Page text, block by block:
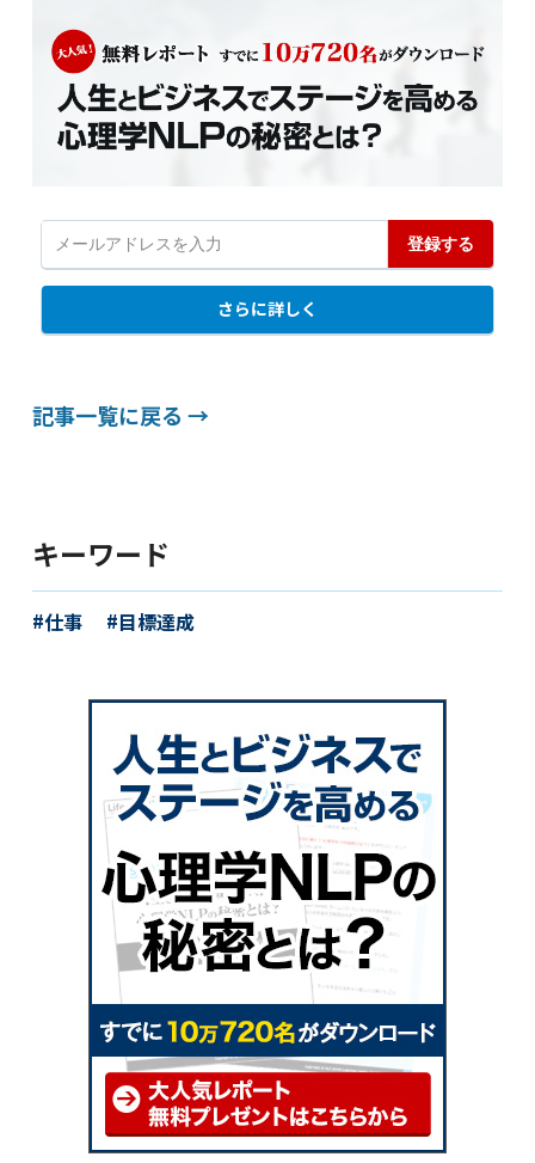
記事一覧に戻る →
キーワード
仕事 目標達成